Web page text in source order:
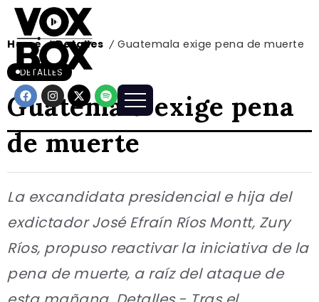
Home / Detalles / Guatemala exige pena de muerte
DETALLES
Guatemala exige pena
de muerte
La excandidata presidencial e hija del
exdictador José Efraín Ríos Montt, Zury
Ríos, propuso reactivar la iniciativa de la
pena de muerte, a raíz del ataque de